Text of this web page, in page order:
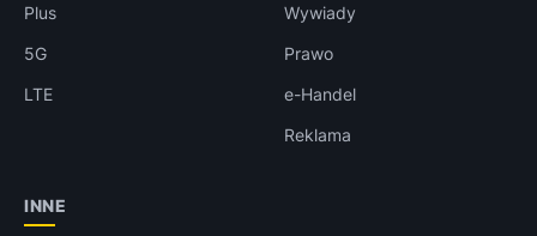
Plus
5G
LTE
Wywiady
Prawo
e-Handel
Reklama
INNE